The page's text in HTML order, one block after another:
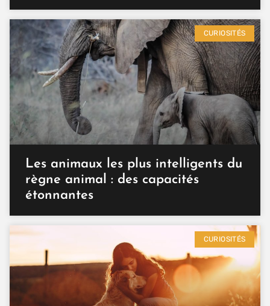
CURIOSITÉS
Les animaux les plus intelligents du
règne animal : des capacités
étonnantes
CURIOSITÉS